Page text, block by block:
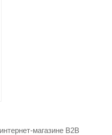
магазине B2B